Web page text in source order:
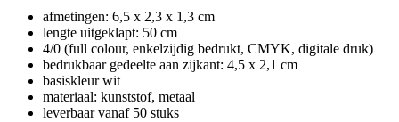
afmetingen: 6,5 x 2,3 x 1,3 cm
lengte uitgeklapt: 50 cm
4/0 (full colour, enkelzijdig bedrukt, CMYK, digitale druk)
bedrukbaar gedeelte aan zijkant: 4,5 x 2,1 cm
basiskleur wit
materiaal: kunststof, metaal
leverbaar vanaf 50 stuks